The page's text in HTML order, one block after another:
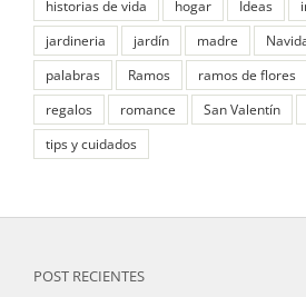
historias de vida
hogar Ideas
jardineria
jardín madre
palabras
Ramos ramos de flores
regalos
romance San Valentín
tips y cuidados
POST RECIENTES